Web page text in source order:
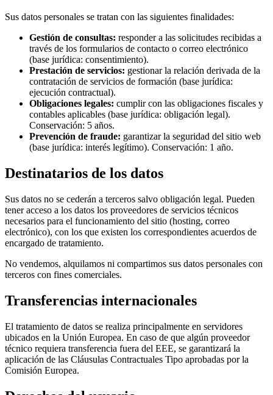
Sus datos personales se tratan con las siguientes finalidades:
Gestión de consultas: responder a las solicitudes recibidas a
través de los formularios de contacto o correo electrónico
(base jurídica: consentimiento).
Prestación de servicios: gestionar la relación derivada de la
contratación de servicios de formación (base jurídica:
ejecución contractual).
Obligaciones legales: cumplir con las obligaciones fiscales y
contables aplicables (base jurídica: obligación legal).
Conservación: 5 años.
Prevención de fraude: garantizar la seguridad del sitio web
(base jurídica: interés legítimo). Conservación: 1 año.
Destinatarios de los datos
Sus datos no se cederán a terceros salvo obligación legal. Pueden
tener acceso a los datos los proveedores de servicios técnicos
necesarios para el funcionamiento del sitio (hosting, correo
electrónico), con los que existen los correspondientes acuerdos de
encargado de tratamiento.
No vendemos, alquilamos ni compartimos sus datos personales con
terceros con fines comerciales.
Transferencias internacionales
El tratamiento de datos se realiza principalmente en servidores
ubicados en la Unión Europea. En caso de que algún proveedor
técnico requiera transferencia fuera del EEE, se garantizará la
aplicación de las Cláusulas Contractuales Tipo aprobadas por la
Comisión Europea.